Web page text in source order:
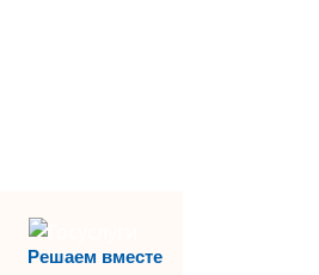
Решаем вместе